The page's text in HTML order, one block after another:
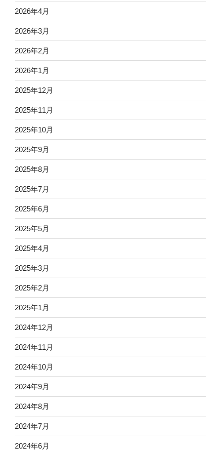
2026年4月
2026年3月
2026年2月
2026年1月
2025年12月
2025年11月
2025年10月
2025年9月
2025年8月
2025年7月
2025年6月
2025年5月
2025年4月
2025年3月
2025年2月
2025年1月
2024年12月
2024年11月
2024年10月
2024年9月
2024年8月
2024年7月
2024年6月